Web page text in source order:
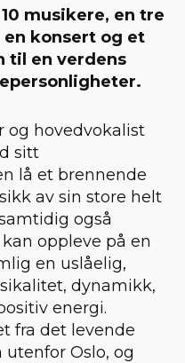
musikere, en tre
konsert og et
til en verdens
og hovedvokalist
sitt
lå et brennende
av sin store helt
også
oppleve på en
en uslåelig,
dynamikk,
energi.
fra det levende
Oslo, og